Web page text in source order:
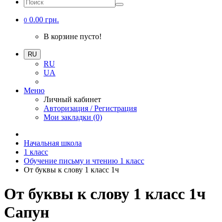
0 0.00 грн.
В корзине пусто!
RU
RU
UA
Меню
Личный кабинет
Авторизация / Регистрация
Мои закладки (0)
Начальная школа
1 класс
Обучение письму и чтению 1 класс
От буквы к слову 1 класс 1ч
От буквы к слову 1 класс 1ч
Сапун